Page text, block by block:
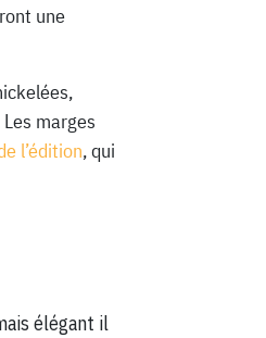
une
marges
l’édition, qui
élégant il